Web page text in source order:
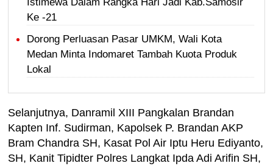
Ke -21
Dorong Perluasan Pasar UMKM, Wali Kota
Medan Minta Indomaret Tambah Kuota Produk
Lokal
Selanjutnya, Danramil XIII Pangkalan Brandan
Kapten Inf. Sudirman, Kapolsek P. Brandan AKP
Bram Chandra SH, Kasat Pol Air Iptu Heru Ediyanto,
SH, Kanit Tipidter Polres Langkat Ipda Adi Arifin SH,